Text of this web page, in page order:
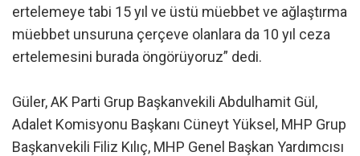
ertelemeye tabi 15 yıl ve üstü müebbet ve ağlaştırma
müebbet unsuruna çerçeve olanlara da 10 yıl ceza
ertelemesini burada öngörüyoruz” dedi.
Güler, AK Parti Grup Başkanvekili Abdulhamit Gül,
Adalet Komisyonu Başkanı Cüneyt Yüksel, MHP Grup
Başkanvekili Filiz Kılıç, MHP Genel Başkan Yardımcısı